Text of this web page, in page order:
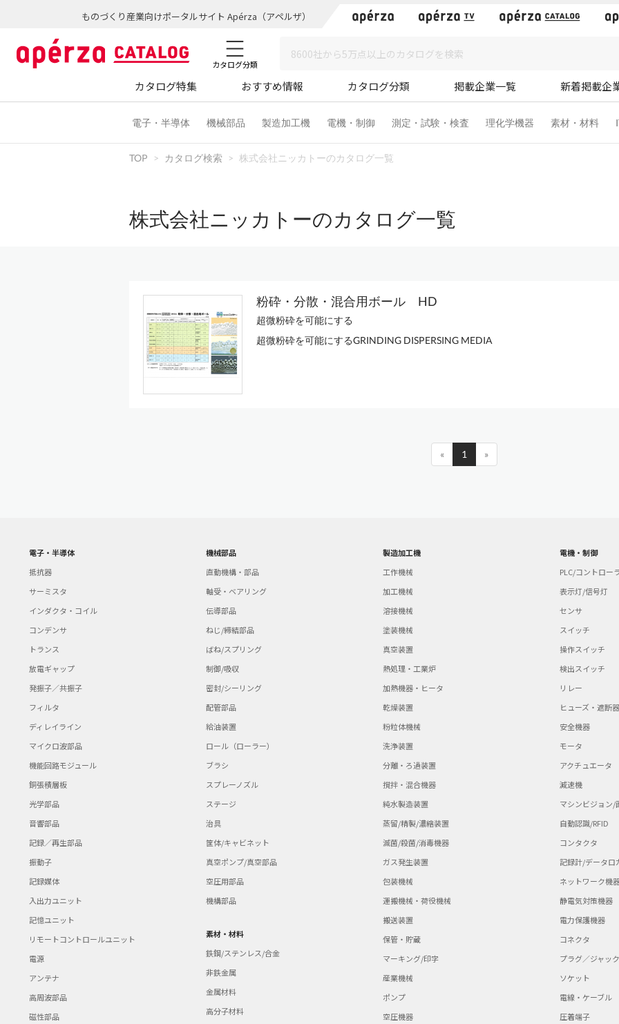
ものづくり産業向けポータルサイト Apérza（アペルザ）
カタログ分類
カタログ特集 おすすめ情報 カタログ分類 掲載企業一覧 新着掲載企
電子・半導体 機械部品 製造加工機 電機・制御 測定・試験・検査 理化学機器 素材・材料
TOP カタログ検索 株式会社ニッカトーのカタログ一覧
株式会社ニッカトーのカタログ一覧
粉砕・分散・混合用ボール HD
超微粉砕を可能にする
超微粉砕を可能にするGRINDING DISPERSING MEDIA
« 1 »
電子・半導体
抵抗器
サーミスタ
インダクタ・コイル
コンデンサ
トランス
放電ギャップ
発振子／共振子
フィルタ
ディレイライン
マイクロ波部品
機能回路モジュール
銅張積層板
光学部品
音響部品
記録／再生部品
振動子
記録媒体
入出力ユニット
記憶ユニット
リモートコントロールユニット
電源
アンテナ
高周波部品
磁性部品
機械部品
直動機構・部品
軸受・ベアリング
伝導部品
ねじ/締結部品
ばね/スプリング
制御/吸収
密封/シーリング
配管部品
給油装置
ロール（ローラー）
ブラシ
スプレーノズル
ステージ
治具
筐体/キャビネット
真空ポンプ/真空部品
空圧用部品
機構部品
素材・材料
鉄鋼/ステンレス/合金
非鉄金属
金属材料
高分子材料
製造加工機
工作機械
加工機械
溶接機械
塗装機械
真空装置
熱処理・工業炉
加熱機器・ヒータ
乾燥装置
粉粒体機械
洗浄装置
分離・ろ過装置
撹拌・混合機器
純水製造装置
蒸留/精製/濃縮装置
滅菌/殺菌/消毒機器
ガス発生装置
包装機械
運搬機械・荷役機械
搬送装置
保管・貯蔵
マーキング/印字
産業機械
ポンプ
空圧機器
電機・制御
PLC/コントロー
表示灯/信号灯
センサ
スイッチ
操作スイッチ
検出スイッチ
リレー
ヒューズ・遮断器
安全機器
モータ
アクチュエータ
減速機
マシンビジョン/
自動認識/RFID
コンタクタ
記録計/データロ
ネットワーク機
静電気対策機器
電力保護機器
コネクタ
プラグ／ジャック
ソケット
電線・ケーブル
圧着端子